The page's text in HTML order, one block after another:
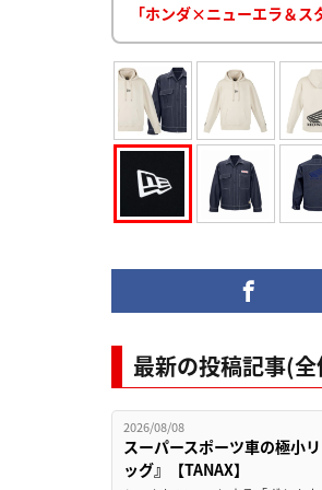
「ホンダ×ニューエラ＆
最新の投稿記事(全
2026/08/08
スーパースポーツ車の極小
ッグ』【TANAX】